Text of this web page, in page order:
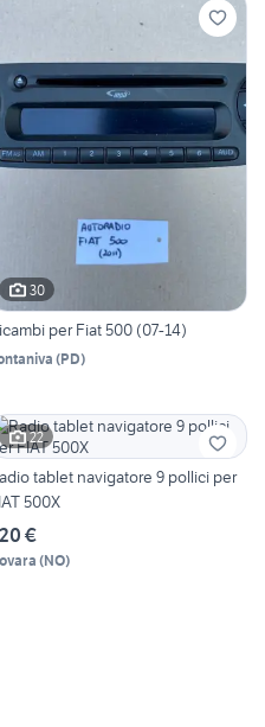
30
per Fiat 500 (07-14)
(PD)
22
tablet navigatore 9 pollici per
500X
€
(NO)